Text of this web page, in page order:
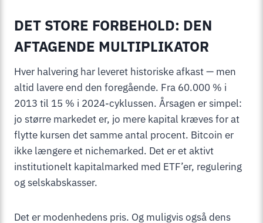
DET STORE FORBEHOLD: DEN
AFTAGENDE MULTIPLIKATOR
Hver halvering har leveret historiske afkast — men
altid lavere end den foregående. Fra 60.000 % i
2013 til 15 % i 2024-cyklussen. Årsagen er simpel:
jo større markedet er, jo mere kapital kræves for at
flytte kursen det samme antal procent. Bitcoin er
ikke længere et nichemarked. Det er et aktivt
institutionelt kapitalmarked med ETF’er, regulering
og selskabskasser.
Det er modenhedens pris. Og muligvis også dens